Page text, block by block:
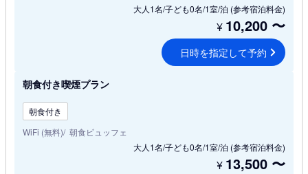
大人1名/子ども0名/1室/泊 (参考宿泊料金)
¥ 10,200 〜
日時を指定して予約
朝食付き喫煙プラン
朝食付き
WiFi (無料) 朝食ビュッフェ
大人1名/子ども0名/1室/泊 (参考宿泊料金)
¥ 13,500 〜